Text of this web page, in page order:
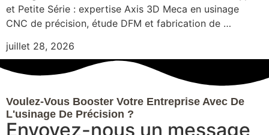
et Petite Série : expertise Axis 3D Meca en usinage
CNC de précision, étude DFM et fabrication de …
juillet 28, 2026
Voulez-Vous Booster Votre Entreprise Avec De
L'usinage De Précision ?
Envoyez-nous un message